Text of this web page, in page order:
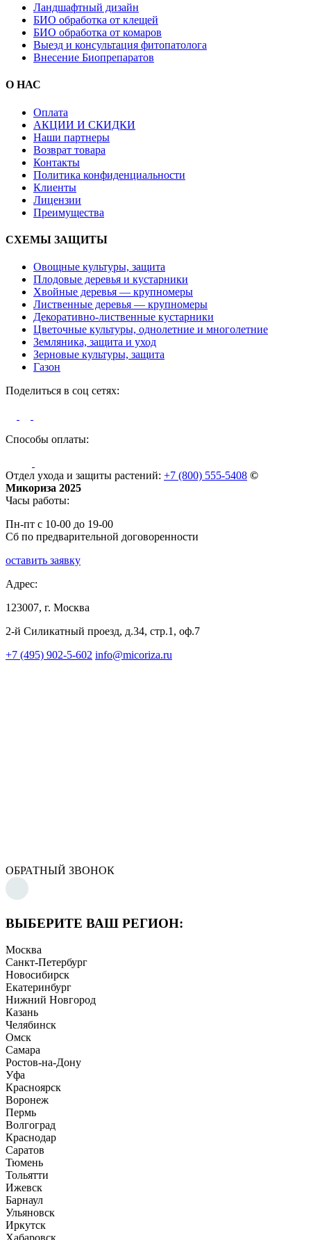
Ландшафтный дизайн
БИО обработка от клещей
БИО обработка от комаров
Выезд и консультация фитопатолога
Внесение Биопрепаратов
О НАС
Оплата
АКЦИИ И СКИДКИ
Наши партнеры
Возврат товара
Контакты
Политика конфиденциальности
Клиенты
Лицензии
Преимущества
СХЕМЫ ЗАЩИТЫ
Овощные культуры, защита
Плодовые деревья и кустарники
Хвойные деревья — крупномеры
Лиственные деревья — крупномеры
Декоративно-лиственные кустарники
Цветочные культуры, однолетние и многолетние
Земляника, защита и уход
Зерновые культуры, защита
Газон
Поделиться в соц сетях:
Способы оплаты:
Отдел ухода и защиты растений: +7 (800) 555-5408 ©
Микориза 2025
Часы работы:
Пн-пт с 10-00 до 19-00
Сб по предварительной договоренности
оставить заявку
Адрес:
123007, г. Москва
2-й Силикатный проезд, д.34, стр.1, оф.7
+7 (495) 902-5-602 info@micoriza.ru
ОБРАТНЫЙ ЗВОНОК
ВЫБЕРИТЕ ВАШ РЕГИОН:
Москва
Санкт-Петербург
Новосибирск
Екатеринбург
Нижний Новгород
Казань
Челябинск
Омск
Самара
Ростов-на-Дону
Уфа
Красноярск
Воронеж
Пермь
Волгоград
Краснодар
Саратов
Тюмень
Тольятти
Ижевск
Барнаул
Ульяновск
Иркутск